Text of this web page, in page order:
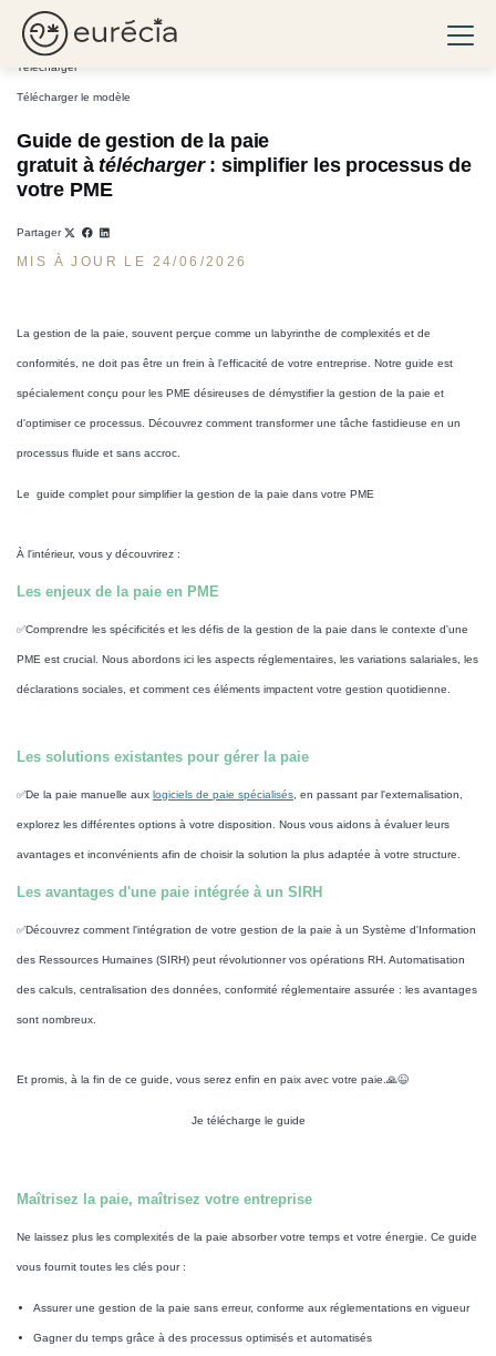
Eurécia
Gestion de la paie pour les PME : guide gratuit à télécharger
Télécharger
Télécharger le modèle
Guide de gestion de la paie
gratuit àtélécharger: simplifier les processus de
votre PME
Partager
MIS À JOUR LE 24/06/2026
La gestion de la paie, souvent perçue comme un labyrinthe de complexités et de
conformités, ne doit pas être un frein à l'efficacité de votre entreprise. Notre guide est
spécialement conçu pour les PME désireuses de démystifier la gestion de la paie et
d'optimiser ce processus. Découvrez comment transformer une tâche fastidieuse en un
processus fluide et sans accroc.
Le guide complet pour simplifier la gestion de la paie dans votre PME
À l'intérieur, vous y découvrirez :
Les enjeux de la paie en PME
✅Comprendre les spécificités et les défis de la gestion de la paie dans le contexte d'une
PME est crucial. Nous abordons ici les aspects réglementaires, les variations salariales, les
déclarations sociales, et comment ces éléments impactent votre gestion quotidienne.
Les solutions existantes pour gérer la paie
✅De la paie manuelle aux logiciels de paie spécialisés , en passant par l'externalisation,
explorez les différentes options à votre disposition. Nous vous aidons à évaluer leurs
avantages et inconvénients afin de choisir la solution la plus adaptée à votre structure.
Les avantages d'une paie intégrée à un SIRH
✅Découvrez comment l'intégration de votre gestion de la paie à un Système d'Information
des Ressources Humaines (SIRH) peut révolutionner vos opérations RH. Automatisation
des calculs, centralisation des données, conformité réglementaire assurée : les avantages
sont nombreux.
Et promis, à la fin de ce guide, vous serez enfin en paix avec votre paie.🙏😉
Je télécharge le guide
Maîtrisez la paie, maîtrisez votre entreprise
Ne laissez plus les complexités de la paie absorber votre temps et votre énergie. Ce guide
vous fournit toutes les clés pour :
Assurer une gestion de la paie sans erreur, conforme aux réglementations en vigueur
Gagner du temps grâce à des processus optimisés et automatisés